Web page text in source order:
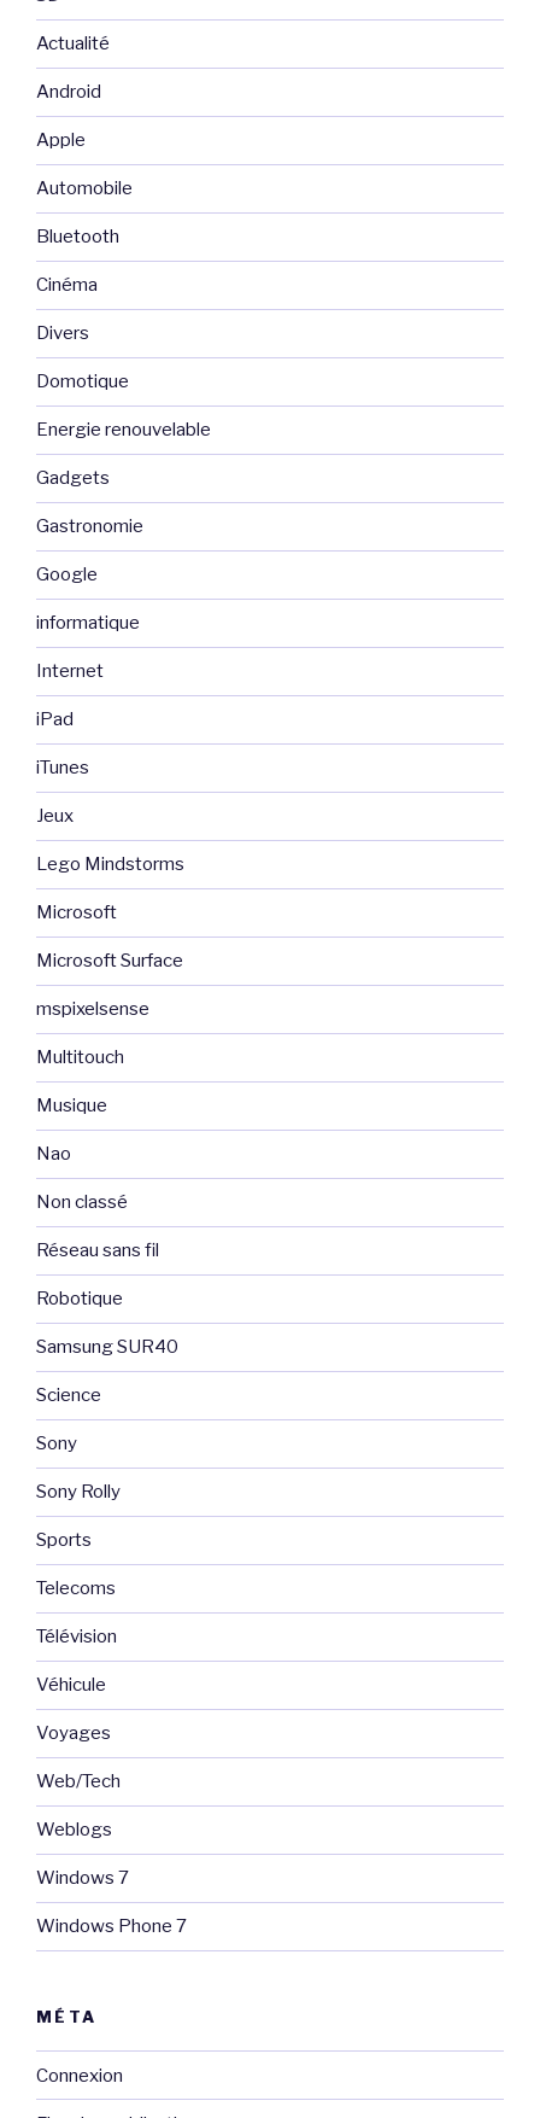
Actualité
Android
Apple
Automobile
Bluetooth
Cinéma
Divers
Domotique
Energie renouvelable
Gadgets
Gastronomie
Google
informatique
Internet
iPad
iTunes
Jeux
Lego Mindstorms
Microsoft
Microsoft Surface
mspixelsense
Multitouch
Musique
Nao
Non classé
Réseau sans fil
Robotique
Samsung SUR40
Science
Sony
Sony Rolly
Sports
Telecoms
Télévision
Véhicule
Voyages
Web/Tech
Weblogs
Windows 7
Windows Phone 7
MÉTA
Connexion